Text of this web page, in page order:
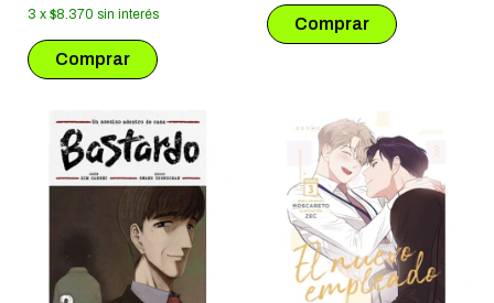
3 x $8.370 sin interés